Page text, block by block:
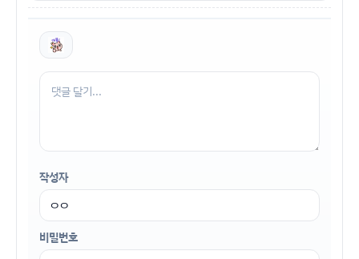
작성자
비밀번호